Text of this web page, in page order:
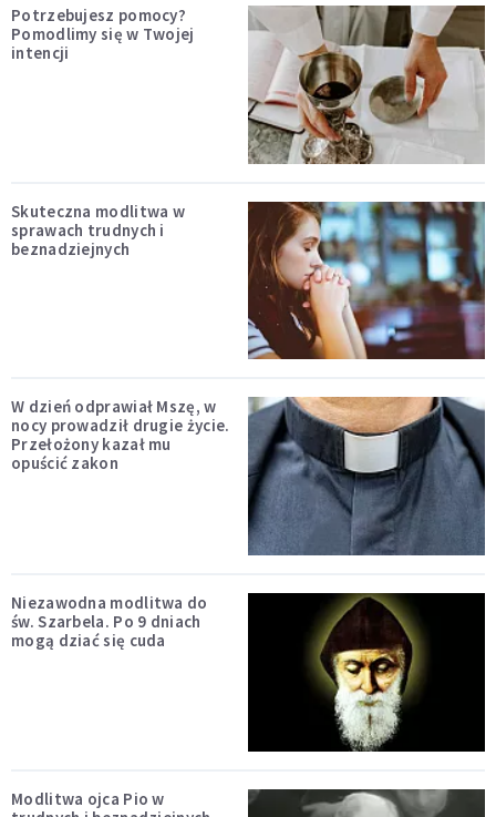
Potrzebujesz pomocy?
Pomodlimy się w Twojej
intencji
Skuteczna modlitwa w
sprawach trudnych i
beznadziejnych
W dzień odprawiał Mszę, w
nocy prowadził drugie życie.
Przełożony kazał mu
opuścić zakon
Niezawodna modlitwa do
św. Szarbela. Po 9 dniach
mogą dziać się cuda
Modlitwa ojca Pio w